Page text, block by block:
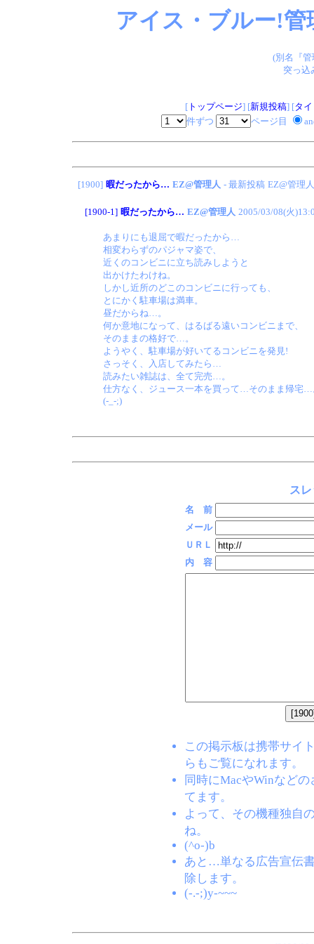
アイス・ブルー!
(別名『
突っ込
[トップページ] [新規投稿] [タ
件ずつ
ページ目
[1900] 暇だったから… EZ@管理人 - 最新投稿 EZ@管理人
[1900-1] 暇だったから… EZ@管理人 2005/03/08(火
あまりにも退屈で暇だったから…
相変わらずのパジャマ姿で、
近くのコンビニに立ち読みしようと
出かけたわけね。
しかし近所のどこのコンビニに行っても、
とにかく駐車場は満車。
昼だからね…。
何か意地になって、はるばる遠いコンビニまで、
そのままの格好で…。
ようやく、駐車場が好いてるコンビニを発見!
さっそく、入店してみたら…
読みたい雑誌は、全て完売…。
仕方なく、ジュース一本を買って…そのまま帰宅…
(-_-;)
ス
名 前
メール
ＵＲＬ
内 容
この掲示板は携帯サイ
らもご覧になれます。
同時にMacやWinなど
てます。
よって、その機種独自
ね。
(^o-)b
あと…単なる広告宣伝
除します。
(-.-;)y-~~~